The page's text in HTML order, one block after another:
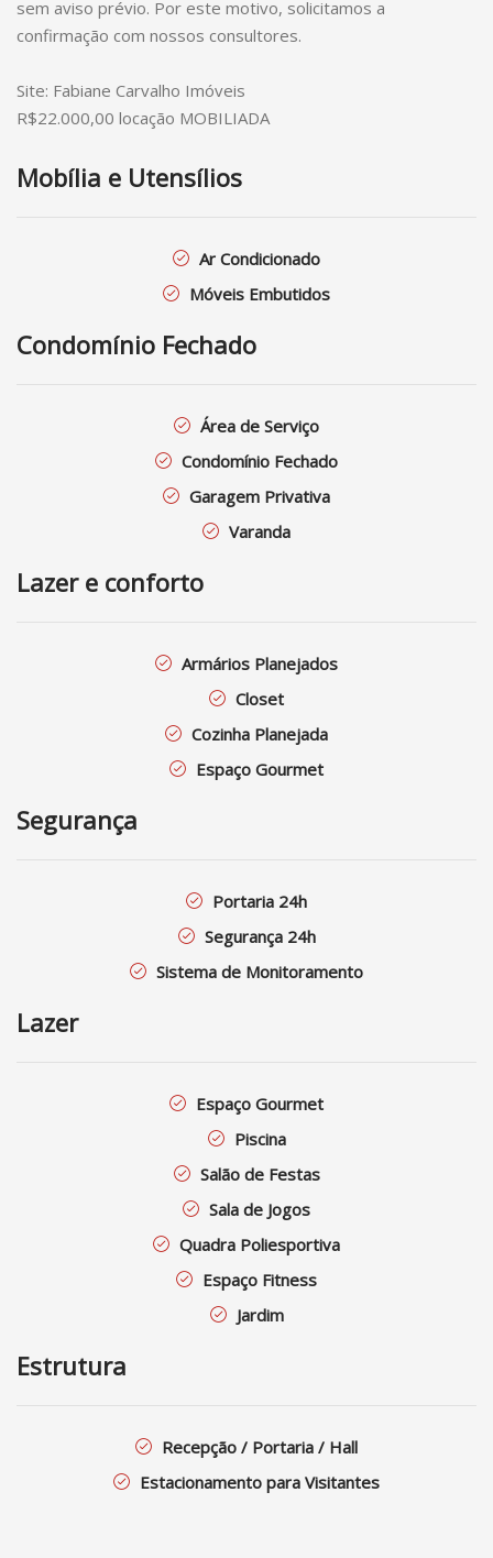
sem aviso prévio. Por este motivo, solicitamos a
confirmação com nossos consultores.
Site: Fabiane Carvalho Imóveis
R$22.000,00 locação MOBILIADA
Mobília e Utensílios
Ar Condicionado
Móveis Embutidos
Condomínio Fechado
Área de Serviço
Condomínio Fechado
Garagem Privativa
Varanda
Lazer e conforto
Armários Planejados
Closet
Cozinha Planejada
Espaço Gourmet
Segurança
Portaria 24h
Segurança 24h
Sistema de Monitoramento
Lazer
Espaço Gourmet
Piscina
Salão de Festas
Sala de Jogos
Quadra Poliesportiva
Espaço Fitness
Jardim
Estrutura
Recepção / Portaria / Hall
Estacionamento para Visitantes